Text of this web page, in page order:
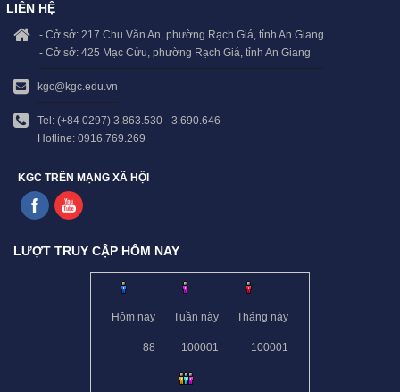
LIÊN HỆ
- Cở sở: 217 Chu Văn An, phường Rạch Giá, tỉnh An Giang
- Cở sở: 425 Mạc Cửu, phường Rạch Giá, tỉnh An Giang
kgc@kgc.edu.vn
Tel: (+84 0297) 3.863.530 - 3.690.646
Hotline: 0916.769.269
KGC TRÊN MẠNG XÃ HỘI
LƯỢT TRUY CẬP HÔM NAY
Hôm nay
88
Tuần này
100001
Tháng này
100001